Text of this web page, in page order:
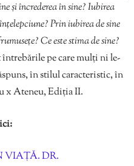
și încrederea în sine? Iubirea
Prin iubirea de sine
Ce este stima de sine?
întrebările pe care mulți ni le-
în stilul caracteristic, în
x Ateneu, Ediția II.
VIAȚĂ. DR.